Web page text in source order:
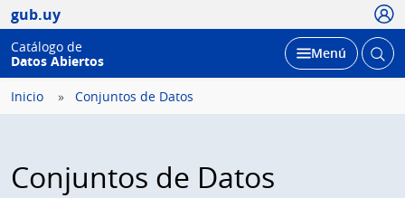
gub.uy
Catálogo de
Datos Abiertos
Desplegar
Menú Abrir
Inicio Conjuntos de Datos
Conjuntos de Datos